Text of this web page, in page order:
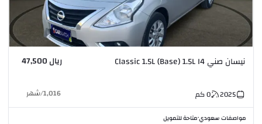
نيسان صني Classic 1.5L (Base) 1.5L I4 ريال 47,500
2025
0كم 1,016
/شهر
مواصفات سعودي•متاحة للتمويل